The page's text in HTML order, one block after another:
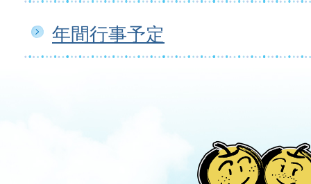
年間行事予定